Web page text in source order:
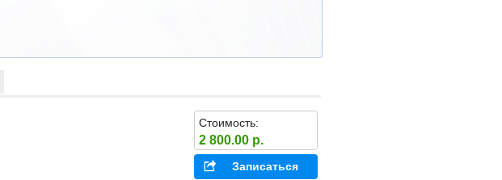
Стоимость:
2 800.00 р.
Записаться